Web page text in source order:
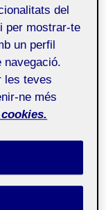
Segueix COMeIN
del
per mostrar-te
un perfil
navegació.
les teves
ne més